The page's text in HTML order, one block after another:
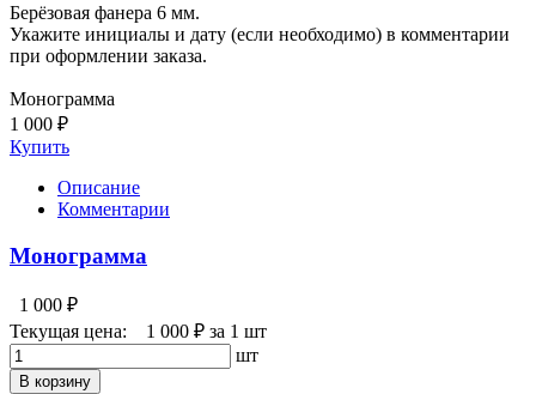
Берёзовая фанера 6 мм.
Укажите инициалы и дату (если необходимо) в комментарии
при оформлении заказа.
Монограмма
1 000 ₽
Купить
Описание
Комментарии
Монограмма
1 000 ₽
Текущая цена:
1 000 ₽ за 1 шт
шт
В корзину